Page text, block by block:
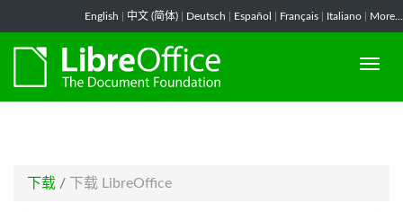
English 中文 (简体) Deutsch Español Français Italiano More...
下载 / 下载 LibreOffice